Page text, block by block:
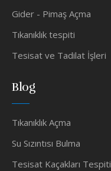
Gider - Pimaş Açma
Tıkanıklık tespiti
Tesisat ve Tadilat İşleri
Blog
Tıkanıklık Açma
Su Sızıntısı Bulma
Tesisat Kaçakları Tespiti